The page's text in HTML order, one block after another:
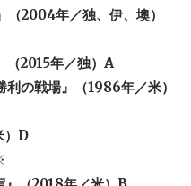
2004年／独、伊、墺）
（2015年／独）A
の戦場』（1986年／米）
）D